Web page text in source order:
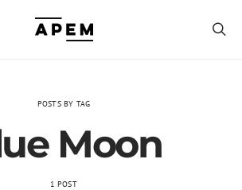
POSTS BY TAG
Moon
1 POST